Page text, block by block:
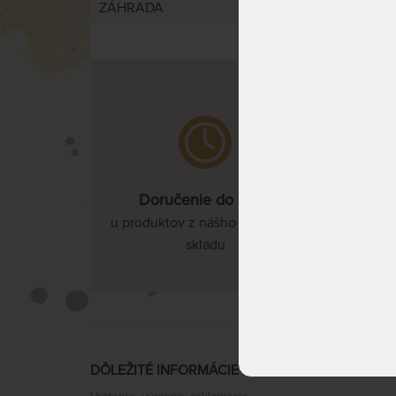
ZÁHRADA
Doručenie do 3 dní
u produktov z nášho vlastného
skladu
DÔLEŽITÉ INFORMÁCIE